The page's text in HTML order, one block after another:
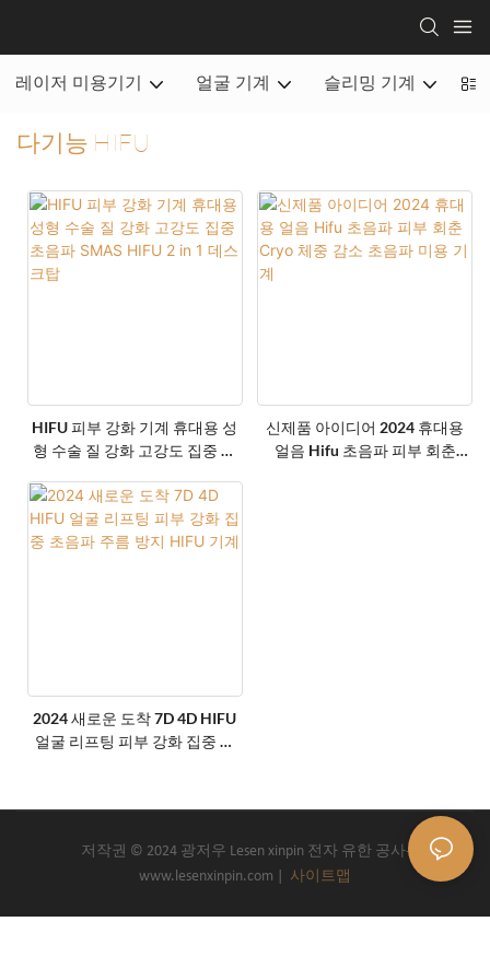
레이저 미용기기 얼굴 기계 슬리밍 기계 휴
다기능 HIFU
HIFU 피부 강화 기계 휴대용 성
형 수술 질 강화 고강도 집중 초
탑
신제품 아이디어 2024 휴대용
얼음 Hifu 초음파 피부 회춘
2024 새로운 도착 7D 4D HIFU
얼굴 리프팅 피부 강화 집중 초
저작권 © 2024 광저우 Lesen xinpin 전자 유한 공사-
www.lesenxinpin.com |
사이트맵